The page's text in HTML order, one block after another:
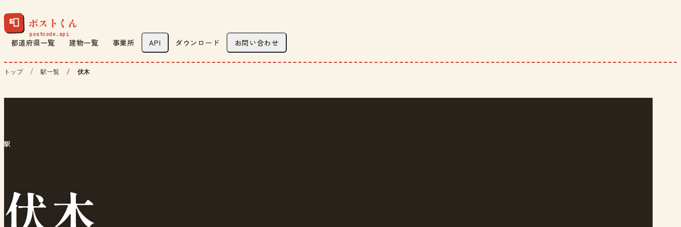
📮 ポストくん
都道府県一覧 建物一覧 事業所 API ダウンロード お問い合わせ
トップ 駅一覧 伏木
駅
伏木